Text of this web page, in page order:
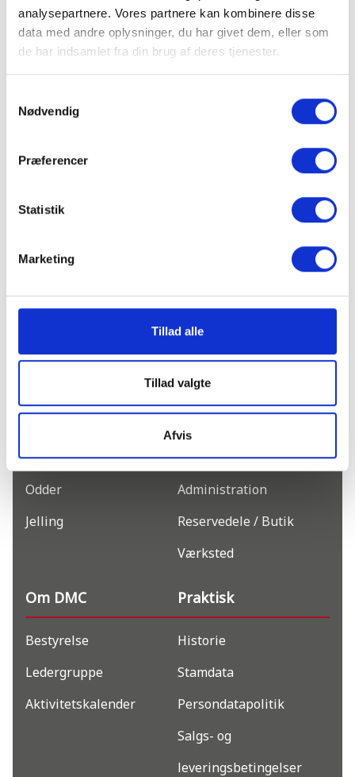
analysepartnere. Vores partnere kan kombinere disse
data med andre oplysninger, du har givet dem, eller som
de har indsamlet fra din brug af deres tjenester.
Nødvendig
Præferencer
Statistik
Marketing
Tillad alle
Tillad valgte
Afvis
Tilmeld dig vores nyhedsmail og
modtag nyheder, gode tilbud og
invitationer til arrangementer
Rimmerhus
Odder
Jelling
Afdelinger
Have / Park
Administration
Reservedele / Butik
Værksted
Om DMC
Bestyrelse
Ledergruppe
Aktivitetskalender
Praktisk
Historie
Stamdata
Persondatapolitik
Salgs- og
leveringsbetingelser